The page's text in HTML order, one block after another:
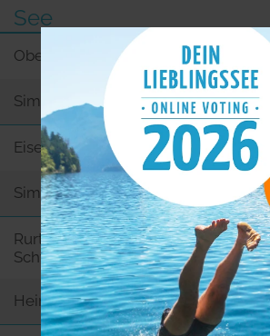
See
Obersee
Simmerath
Eiserbachsee
Simmerath
Rurtalsperre
Schwammenauel
Heimbach